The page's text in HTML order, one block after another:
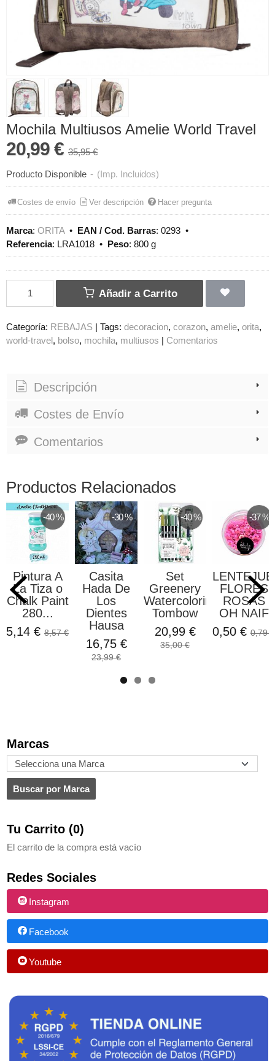
Marcas
Tu Carrito (0)
El carrito de la compra está vacío
Redes Sociales
Instagram
Facebook
Youtube
Mochila Multiusos Amelie World Travel
20,99 € 35,95 €
Producto Disponible - (Imp. Incluidos)
Costes de envío Ver descripción Hacer pregunta
Marca: ORITA• EAN / Cod. Barras: 0293 •
Referencia: LRA1018 • Peso: 800 g
Añadir a Carrito
Categoría: REBAJAS | Tags: decoracion corazon amelie orita
world-travel bolso mochila multiusos | Comentarios
Descripción
Costes de Envío
Comentarios
Productos Relacionados
-40 %
Pintura A
La Tiza o
Chalk Paint
280...
5,14 € 8,57 €
-30 %
Casita
Hada De
Los
Dientes
Hausa
16,75 €
23,99 €
-40 %
Set
Greenery
Watercoloring
Tombow
20,99 €
35,00 €
-37 %
FLORES
ROSAS
OH NAIF
0,50 € 0,79 €